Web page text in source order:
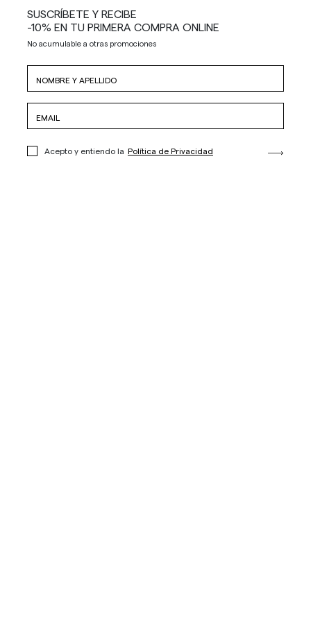
SUSCRÍBETE Y RECIBE
-10% EN TU PRIMERA COMPRA ONLINE
No acumulable a otras promociones
Acepto y entiendo la Política de Privacidad